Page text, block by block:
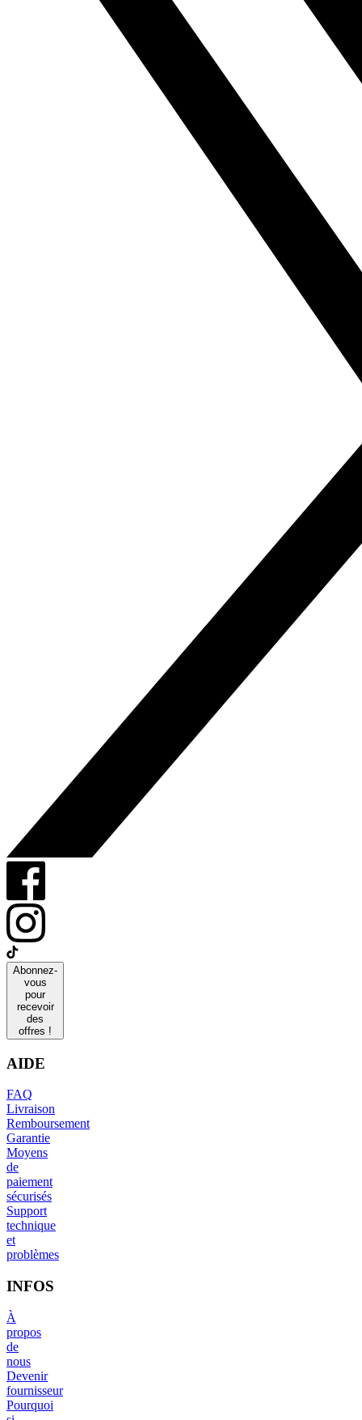
Abonnez-
vous
pour
recevoir
des
offres !
AIDE
FAQ
Livraison
Remboursement
Garantie
Moyens
de
paiement
sécurisés
Support
technique
et
problèmes
INFOS
À
propos
de
nous
Devenir
fournisseur
Pourquoi